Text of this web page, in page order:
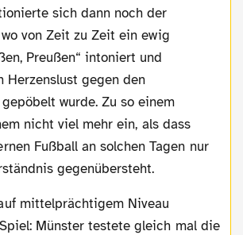
sich dann noch der
von Zeit zu Zeit ein ewig
Preußen“ intoniert und
Herzenslust gegen den
wurde. Zu so einem
nicht viel mehr ein, als dass
Fußball an solchen Tagen nur
gegenübersteht.